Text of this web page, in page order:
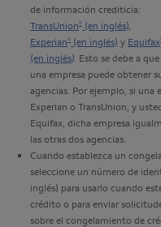
de información crediticia:
TransUnion® (en inglés),
Experian® (en inglés) y Equifax
(en inglés). Esto se debe a que
una empresa puede obtener
agencias. Por ejemplo, si una
Experian o TransUnion, y
Equifax, dicha empresa
las otras dos agencias.
Cuando establezca un
seleccione un número de
inglés) para usarlo cuando
crédito o para enviar
sobre el congelamiento de